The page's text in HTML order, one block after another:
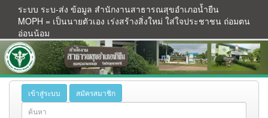
ระบบ ระบ-ส่ง ข้อมูล สำนักงานสาธารณสุขอำเภอน้ำยืน
MOPH = เป็นนายตัวเอง เร่งสร้างสิ่งใหม่ ใส่ใจประชาชน ถ่อมตน
อ่อนน้อม
เข้าสู่ระบบ สมัครสมาชิก